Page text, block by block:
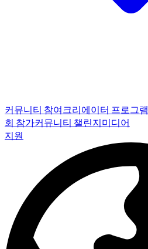
커뮤니티 참여 크리에이터 프로그램
회 참가커뮤니티 챌린지미디어
지원